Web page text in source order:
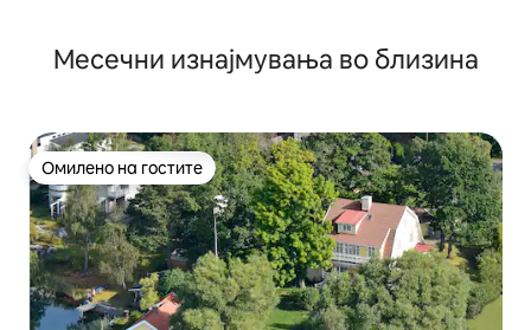
Месечни изнајмувања во близина
Омилено на гостите
Омилено на гостите